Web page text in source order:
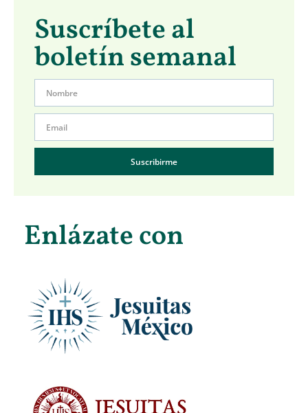
Suscríbete al
boletín semanal
Suscribirme
Enlázate con